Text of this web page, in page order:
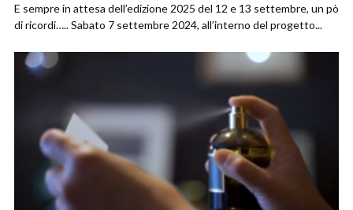
E sempre in attesa dell’edizione 2025 del 12 e 13 settembre, un pò
di ricordi….. Sabato 7 settembre 2024, all’interno del progetto...